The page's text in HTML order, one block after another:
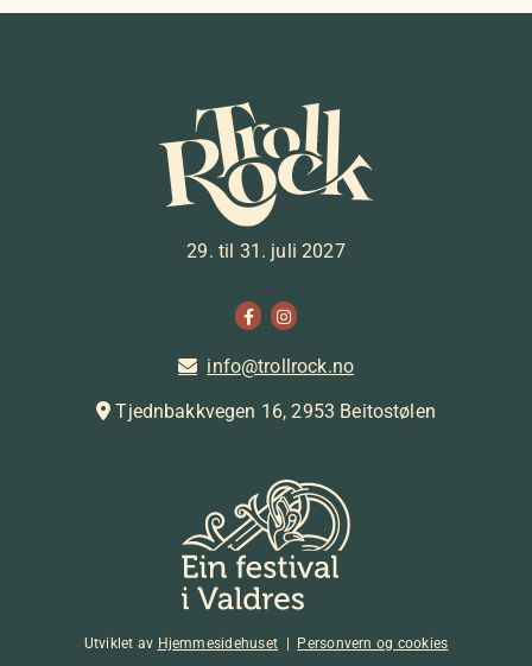
29. til 31. juli 2027
 info@trollrock.no
 Tjednbakkvegen 16, 2953 Beitostølen
Utviklet av Hjemmesidehuset Personvern og cookies